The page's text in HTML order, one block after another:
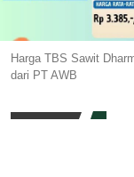
Harga TBS Sawit
dari PT AWB